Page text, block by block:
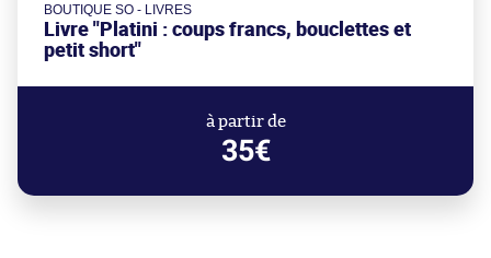
BOUTIQUE SO - LIVRES
Livre "Platini : coups francs, bouclettes et
petit short"
à partir de
35€